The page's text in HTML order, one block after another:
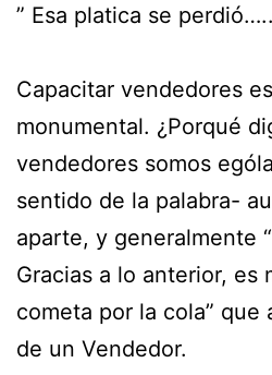
” Esa platica se
Capacitar vendedores
monumental. ¿Porqué
vendedores somos
sentido de la palabra-
aparte, y generalmente
Gracias a lo anterior, es
cometa por la cola” que
de un Vendedor.